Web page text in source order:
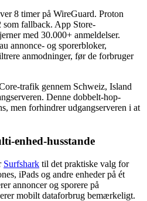
8 timer på WireGuard. Proton
fallback. App Store-
med 30.000+ anmeldelser.
annonce- og sporerbloker,
anmodninger, før de forbruger
trafik gennem Schweiz, Island
Denne dobbelt-hop-
men forhindrer udgangserveren i at
enhed-husstande
Surfshark til det praktiske valg for
iPads og andre enheder på ét
annoncer og sporere på
mobilt dataforbrug bemærkeligt.